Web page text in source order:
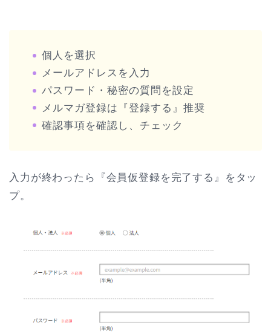
個人を選択
メールアドレスを入力
パスワード・秘密の質問を設定
メルマガ登録は『登録する』推奨
確認事項を確認し、チェック
入力が終わったら『会員仮登録を完了する』をタッ
プ。